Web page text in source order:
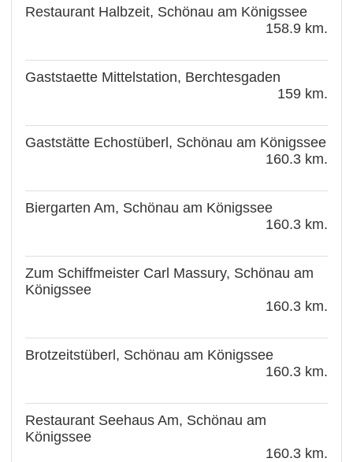
Restaurant Halbzeit, Schönau am Königssee
158.9 km.
Gaststaette Mittelstation, Berchtesgaden
159 km.
Gaststätte Echostüberl, Schönau am Königssee
160.3 km.
Biergarten Am, Schönau am Königssee
160.3 km.
Zum Schiffmeister Carl Massury, Schönau am
Königssee
160.3 km.
Brotzeitstüberl, Schönau am Königssee
160.3 km.
Restaurant Seehaus Am, Schönau am
Königssee
160.3 km.